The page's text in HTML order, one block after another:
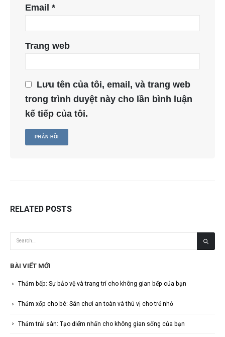
Email *
Trang web
Lưu tên của tôi, email, và trang web
trong trình duyệt này cho lần bình luận
kế tiếp của tôi.
RELATED POSTS
BÀI VIẾT MỚI
Thảm bếp: Sự bảo vệ và trang trí cho không gian bếp của bạn
Thảm xốp cho bé: Sân chơi an toàn và thú vị cho trẻ nhỏ
Thảm trải sàn: Tạo điểm nhấn cho không gian sống của bạn